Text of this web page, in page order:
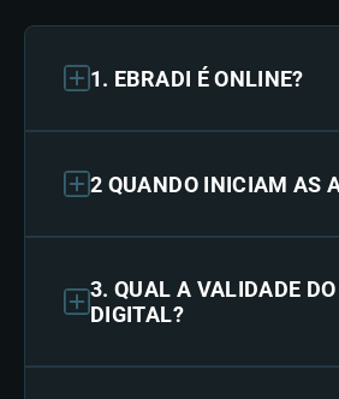
1. EBRADI É ONLINE?
2 QUANDO INICIAM AS
3. QUAL A VALIDADE
DIGITAL?